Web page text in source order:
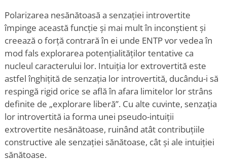
Polarizarea nesănătoasă a senzației introvertite
împinge această funcție și mai mult în inconștient și
creează o forță contrară în ei unde ENTP vor vedea în
mod fals explorarea potențialităților tentative ca
nucleul caracterului lor. Intuiția lor extrovertită este
astfel înghițită de senzația lor introvertită, ducându-i să
respingă rigid orice se află în afara limitelor lor strâns
definite de „explorare liberă”. Cu alte cuvinte, senzația
lor introvertită ia forma unei pseudo-intuiții
extrovertite nesănătoase, ruinând atât contribuțiile
constructive ale senzației sănătoase, cât și ale intuiției
sănătoase.